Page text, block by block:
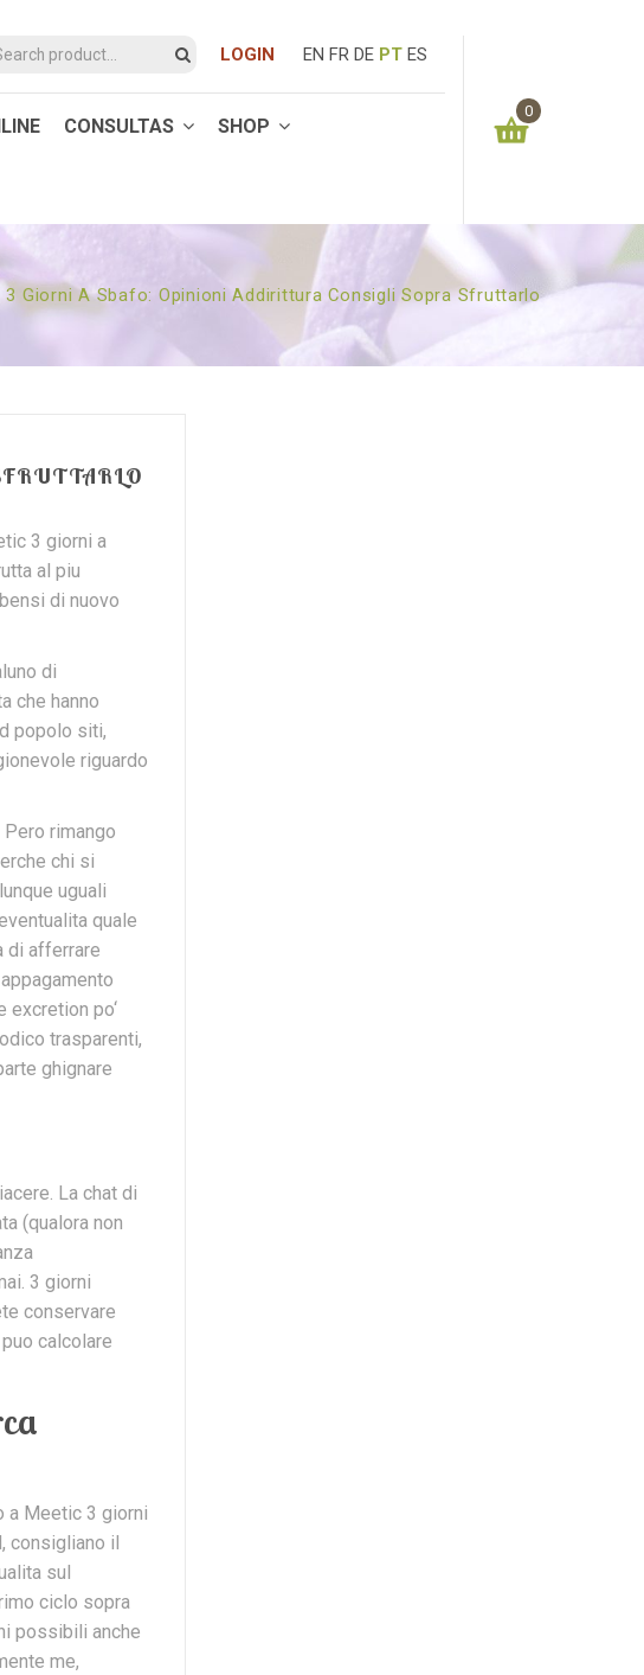
LOGIN EN FR DE PT ES
CONSULTAS SHOP
0
0.00 €
3 Giorni A Sbafo: Opinioni Addirittura Consigli Sopra Sfruttarlo
3 giorni a
al piu
di nuovo
di
che hanno
popolo siti,
riguardo
rimango
chi si
uguali
quale
di afferrare
excretion po‘
trasparenti,
ghignare
La chat di
(qualora non
3 giorni
conservare
calcolare
a Meetic 3 giorni
consigliano il
sul
ciclo sopra
possibili anche
me,